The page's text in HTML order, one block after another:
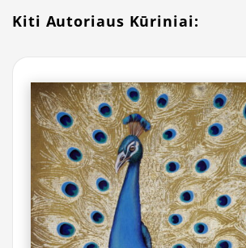
Kiti Autoriaus Kūriniai: